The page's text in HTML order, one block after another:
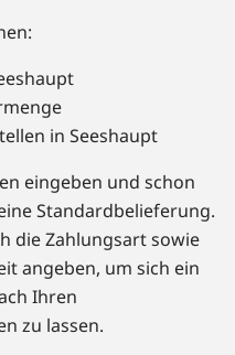
in Seeshaupt
eingeben und schon
Standardbelieferung.
die Zahlungsart sowie
angeben, um sich ein
Ihren
zu lassen.